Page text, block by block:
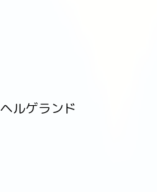
ルゲランド